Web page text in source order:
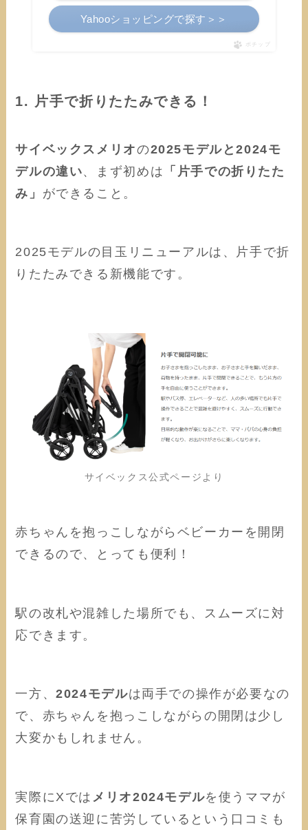
Yahooショッピングで探す＞＞
ポチップ
1. 片手で折りたたみできる！
サイベックスメリオの2025モデルと2024モ
デルの違い、まず初めは 「片手での折りたた
み」 ができること。
2025モデルの目玉リニューアルは、片手で折
りたたみできる新機能です。
サイベックス公式ページより
赤ちゃんを抱っこしながらベビーカーを開閉
できるので、とっても便利！
駅の改札や混雑した場所でも、スムーズに対
応できます。
一方、2024モデルは両手での操作が必要なの
で、赤ちゃんを抱っこしながらの開閉は少し
大変かもしれません。
実際にXでは メリオ2024モデルを使うママが
保育園の送迎に苦労しているという口コミも